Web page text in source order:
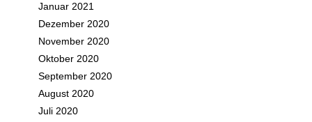
Januar 2021
Dezember 2020
November 2020
Oktober 2020
September 2020
August 2020
Juli 2020